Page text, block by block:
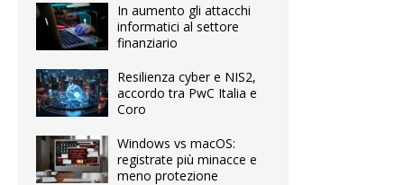
In aumento gli attacchi
informatici al settore
finanziario
Resilienza cyber e NIS2,
accordo tra PwC Italia e
Coro
Windows vs macOS:
registrate più minacce e
meno protezione